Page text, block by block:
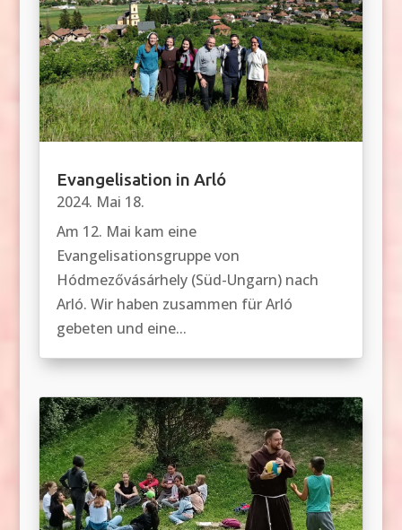
Evangelisation in Arló
2024. Mai 18.
Am 12. Mai kam eine
Evangelisationsgruppe von
Hódmezővásárhely (Süd-Ungarn) nach
Arló. Wir haben zusammen für Arló
gebeten und eine...